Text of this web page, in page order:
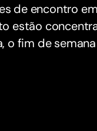
de encontro em
estão
o fim de semana